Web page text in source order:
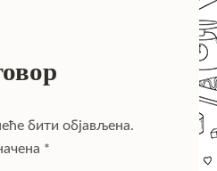
бити објављена.
*